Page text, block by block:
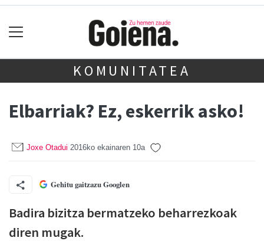
KOMUNITATEA
Elbarriak? Ez, eskerrik asko!
Joxe Otadui 2016ko ekainaren 10a
Gehitu gaitzazu Googlen
Badira bizitza bermatzeko beharrezkoak
diren mugak.